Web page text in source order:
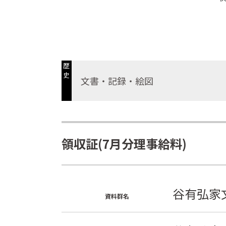
歴
史
文書・記録・絵図
領収証(7月分理事給料)
資料群名 谷有弘家